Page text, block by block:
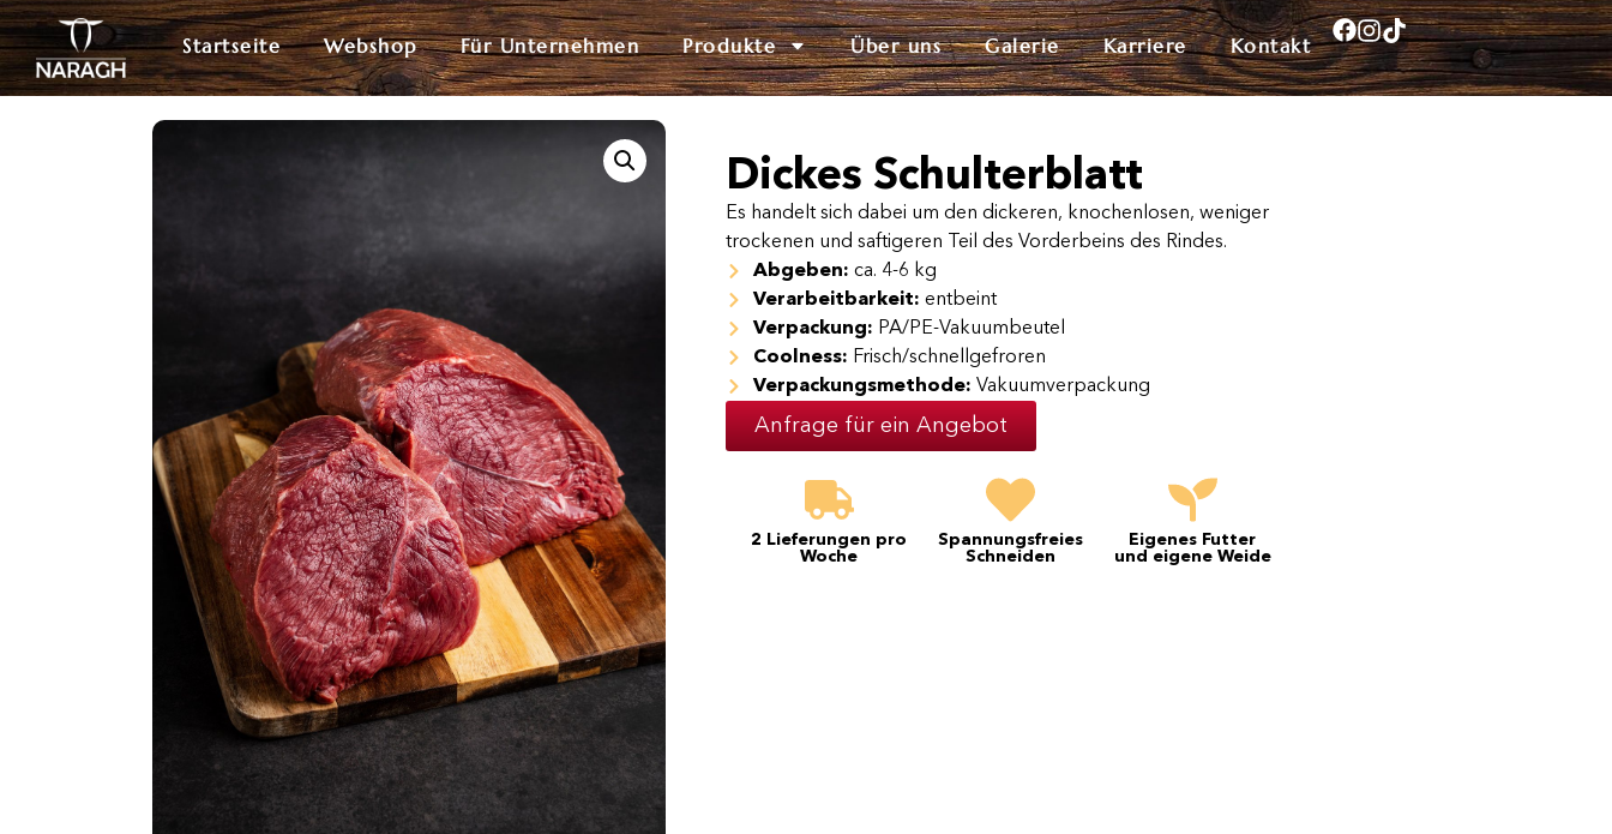
Startseite Webshop Für Unternehmen Produkte Über uns Galerie Karriere Kontakt
Dickes Schulterblatt
Es handelt sich dabei um den dickeren, knochenlosen, weniger
trockenen und saftigeren Teil des Vorderbeins des Rindes.
Abgeben: ca. 4-6 kg
Verarbeitbarkeit: entbeint
Verpackung: PA/PE-Vakuumbeutel
Coolness: Frisch/schnellgefroren
Verpackungsmethode: Vakuumverpackung
Anfrage für ein Angebot
2 Lieferungen pro
Woche
Spannungsfreies
Schneiden
Eigenes Futter
und eigene Weide